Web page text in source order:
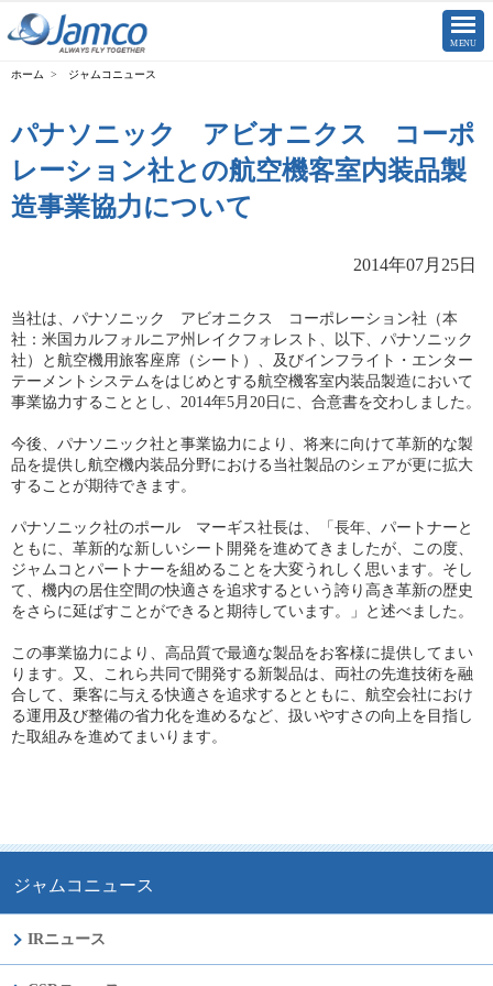
CLOSE
MENU
ジャムコニュース
IRニュース
パナソニック アビオニクス コーポ
レーション社との航空機客室内装品製
造事業協力について
2014年07月25日
当社は、パナソニック アビオニクス コーポレーション社（本
社：米国カルフォルニア州レイクフォレスト、以下、パナソニック
社）と航空機用旅客座席（シート）、及びインフライト・エンター
テーメントシステムをはじめとする航空機客室内装品製造において
事業協力することとし、2014年5月20日に、合意書を交わしました。
今後、パナソニック社と事業協力により、将来に向けて革新的な製
品を提供し航空機内装品分野における当社製品のシェアが更に拡大
することが期待できます。
パナソニック社のポール マーギス社長は、「長年、パートナーと
ともに、革新的な新しいシート開発を進めてきましたが、この度、
ジャムコとパートナーを組めることを大変うれしく思います。そし
て、機内の居住空間の快適さを追求するという誇り高き革新の歴史
をさらに延ばすことができると期待しています。」と述べました。
この事業協力により、高品質で最適な製品をお客様に提供してまい
ります。又、これら共同で開発する新製品は、両社の先進技術を融
合して、乗客に与える快適さを追求するとともに、航空会社におけ
る運用及び整備の省力化を進めるなど、扱いやすさの向上を目指し
た取組みを進めてまいります。
ジャムコニュース